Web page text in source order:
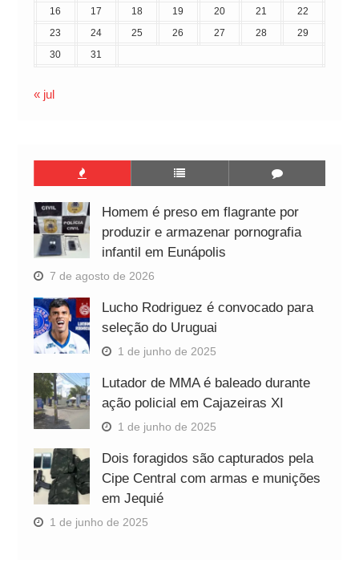
16
17 18 19 20 21
22
23
24 25 26 27 28
29
30
31
« jul
Homem é preso em flagrante por
produzir e armazenar pornografia
infantil em Eunápolis
7 de agosto de 2026
Lucho Rodriguez é convocado para
seleção do Uruguai
1 de junho de 2025
Lutador de MMA é baleado durante
ação policial em Cajazeiras XI
1 de junho de 2025
Dois foragidos são capturados pela
Cipe Central com armas e munições
em Jequié
1 de junho de 2025